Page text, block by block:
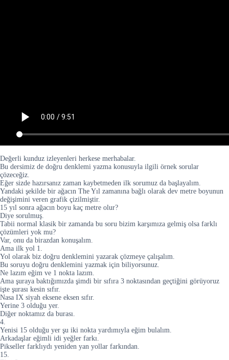
Değerli kunduz izleyenleri herkese merhabalar.
Bu dersimiz de doğru denklemi yazma konusuyla ilgili örnek sorular
çözeceğiz.
Eğer sizde hazırsanız zaman kaybetmeden ilk sorumuz da başlayalım.
Yandaki şekilde bir ağacın The Yıl zamanına bağlı olarak dev metre boyunun
değişimini veren grafik çizilmiştir.
15 yıl sonra ağacın boyu kaç metre olur?
Diye sorulmuş.
Tabii normal klasik bir zamanda bu soru bizim karşımıza gelmiş olsa farklı
çözümleri yok mu?
Var, onu da birazdan konuşalım.
Ama ilk yol 1.
Yol olarak biz doğru denklemini yazarak çözmeye çalışalım.
Bu soruyu doğru denklemini yazmak için biliyorsunuz.
Ne lazım eğim ve 1 nokta lazım.
Ama şuraya baktığımızda şimdi bir sıfıra 3 noktasından geçtiğini görüyoruz
işte şurası kesin sıfır.
Nasa IX siyah eksene eksen sıfır.
Yerine 3 olduğu yer.
Diğer noktamız da burası.
4.
Yenisi 15 olduğu yer şu iki nokta yardımıyla eğim bulalım.
Arkadaşlar eğimli idi yeğler farkı.
Pikseller farklıydı yeniden yan yollar farkından.
15.